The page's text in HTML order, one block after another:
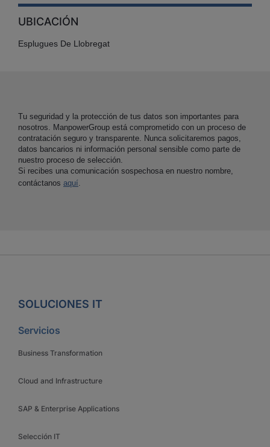
UBICACIÓN
Esplugues De Llobregat
Tu seguridad y la protección de tus datos son importantes para
nosotros. ManpowerGroup está comprometido con un proceso de
contratación seguro y transparente. Nunca solicitaremos pagos,
datos bancarios ni información personal sensible como parte de
nuestro proceso de selección.
Si recibes una comunicación sospechosa en nuestro nombre,
contáctanos aquí.
SOLUCIONES IT
Servicios
Business Transformation
Cloud and Infrastructure
SAP & Enterprise Applications
Selección IT